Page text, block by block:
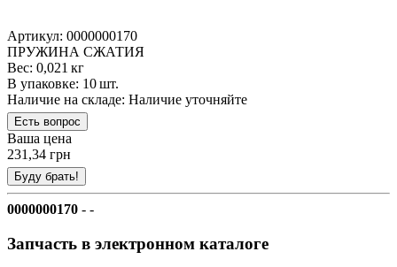
Артикул: 0000000170
ПРУЖИНА СЖАТИЯ
Вес: 0,021 кг
В упаковке: 10 шт.
Наличие на складе: Наличие уточняйте
Ваша цена
231,34 грн
0000000170 - -
Запчасть в электронном каталоге